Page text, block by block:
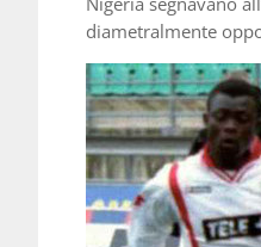
diametralmente